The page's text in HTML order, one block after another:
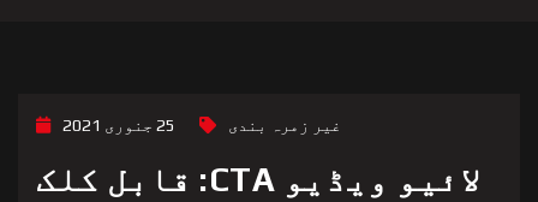
25 جنوری 2021 غیر زمرہ بندی
لائیو ویڈیو CTA: قابل کلک